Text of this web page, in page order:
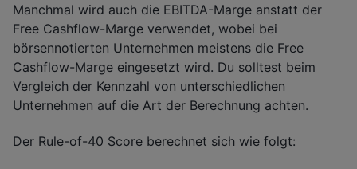
Manchmal wird auch die EBITDA-Marge anstatt der
Free Cashflow-Marge verwendet, wobei bei
börsennotierten Unternehmen meistens die Free
Cashflow-Marge eingesetzt wird. Du solltest beim
Vergleich der Kennzahl von unterschiedlichen
Unternehmen auf die Art der Berechnung achten.
Der Rule-of-40 Score berechnet sich wie folgt: